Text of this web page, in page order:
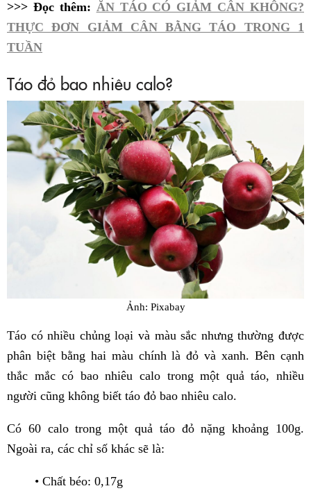
>>> Đọc thêm: ĂN TÁO CÓ GIẢM CÂN KHÔNG?
THỰC ĐƠN GIẢM CÂN BẰNG TÁO TRONG 1
TUẦN
Táo đỏ bao nhiêu calo?
Ảnh: Pixabay
Táo có nhiều chủng loại và màu sắc nhưng thường được
phân biệt bằng hai màu chính là đỏ và xanh. Bên cạnh
thắc mắc có bao nhiêu calo trong một quả táo, nhiều
người cũng không biết táo đỏ bao nhiêu calo.
Có 60 calo trong một quả táo đỏ nặng khoảng 100g.
Ngoài ra, các chỉ số khác sẽ là:
• Chất béo: 0,17g